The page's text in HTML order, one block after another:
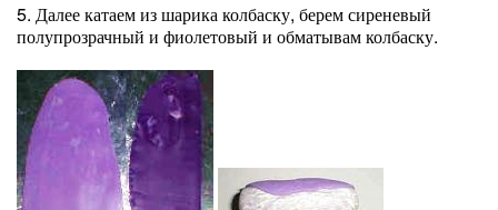
5. Далее катаем из шарика колбаску, берем сиреневый
полупрозрачный и фиолетовый и обматывам колбаску.